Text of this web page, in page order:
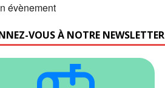
évènement
VOUS À NOTRE NEWSLETTER